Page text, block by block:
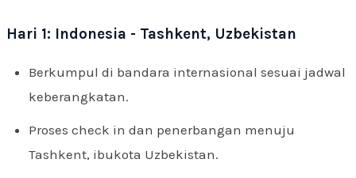
Hari 1: Indonesia - Tashkent, Uzbekistan
Berkumpul di bandara internasional sesuai jadwal
keberangkatan.
Proses check in dan penerbangan menuju
Tashkent, ibukota Uzbekistan.